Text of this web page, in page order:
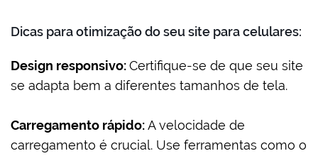
Dicas para otimização do seu site para celulares:
Design responsivo:Certifique-se de que seu site
se adapta bem a diferentes tamanhos de tela.
Carregamento rápido:A velocidade de
carregamento é crucial. Use ferramentas como o